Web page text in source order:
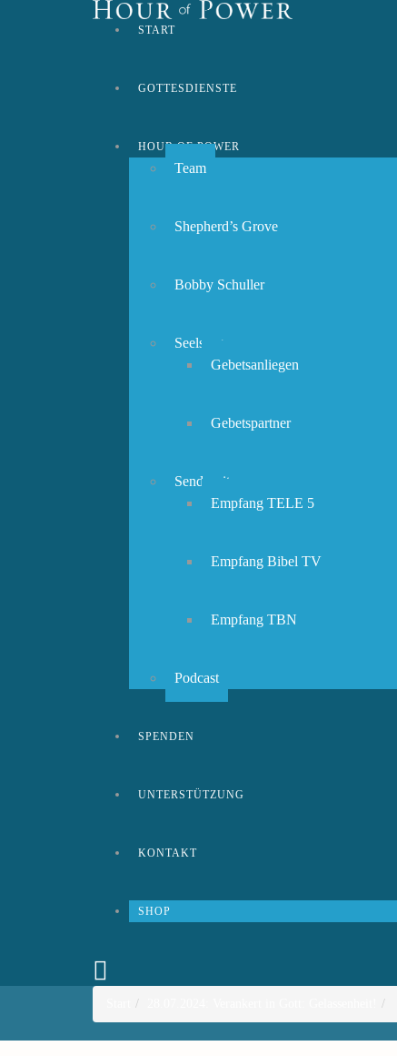
START
GOTTESDIENSTE
HOUR OF POWER
Team
Shepherd’s Grove
Bobby Schuller
Seelsorge
Gebetsanliegen
Gebetspartner
Sendezeiten
Empfang TELE 5
Empfang Bibel TV
Empfang TBN
Podcast
SPENDEN
UNTERSTÜTZUNG
KONTAKT
SHOP